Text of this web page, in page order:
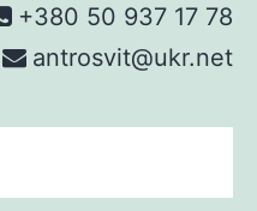
+380 50 937 17 78
antrosvit@ukr.net